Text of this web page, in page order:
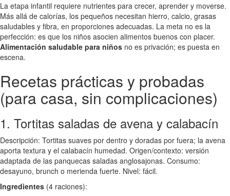
La etapa infantil requiere nutrientes para crecer, aprender y moverse.
Más allá de calorías, los pequeños necesitan hierro, calcio, grasas
saludables y fibra, en proporciones adecuadas. La meta no es la
perfección: es que los niños asocien alimentos buenos con placer.
Alimentación saludable para niños no es privación; es puesta en
escena.
Recetas prácticas y probadas
(para casa, sin complicaciones)
1. Tortitas saladas de avena y calabacín
Descripción: Tortitas suaves por dentro y doradas por fuera; la avena
aporta textura y el calabacín humedad. Origen/contexto: versión
adaptada de las panquecas saladas anglosajonas. Consumo:
desayuno, brunch o merienda fuerte. Nivel: fácil.
Ingredientes (4 raciones):